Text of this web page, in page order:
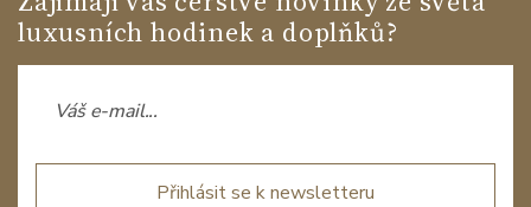
luxusních hodinek a doplňků?
Přihlásit se k newsletteru